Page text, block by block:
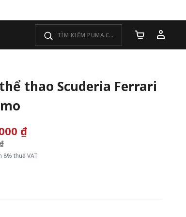
Số lượng giỏ
thao Scuderia Ferrari
₫Giá giảm từ
thuế VAT